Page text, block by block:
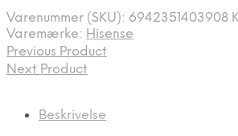
Varenummer (SKU): 6942351403908
Varemærke: Hisense
Previous Product
Next Product
Beskrivelse